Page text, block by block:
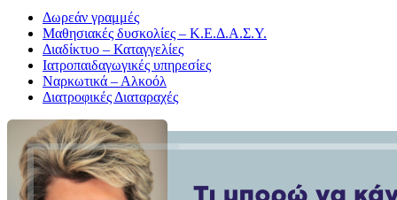
Δωρεάν γραμμές
Μαθησιακές δυσκολίες – Κ.Ε.Δ.Α.Σ.Υ.
Διαδίκτυο – Καταγγελίες
Ιατροπαιδαγωγικές υπηρεσίες
Ναρκωτικά – Αλκοόλ
Διατροφικές Διαταραχές